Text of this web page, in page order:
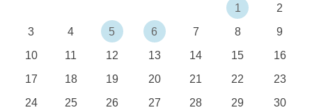
1
2
3
4 5 6 7 8
9
10
11 12 13 14 15
16
17
18 19 20 21 22
23
24
25 26 27 28 29
30